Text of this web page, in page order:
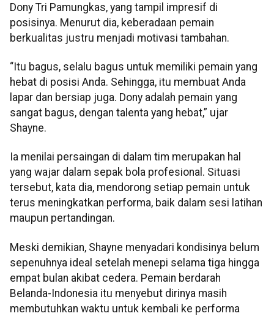
Dony Tri Pamungkas, yang tampil impresif di
posisinya. Menurut dia, keberadaan pemain
berkualitas justru menjadi motivasi tambahan.
“Itu bagus, selalu bagus untuk memiliki pemain yang
hebat di posisi Anda. Sehingga, itu membuat Anda
lapar dan bersiap juga. Dony adalah pemain yang
sangat bagus, dengan talenta yang hebat,” ujar
Shayne.
Ia menilai persaingan di dalam tim merupakan hal
yang wajar dalam sepak bola profesional. Situasi
tersebut, kata dia, mendorong setiap pemain untuk
terus meningkatkan performa, baik dalam sesi latihan
maupun pertandingan.
Meski demikian, Shayne menyadari kondisinya belum
sepenuhnya ideal setelah menepi selama tiga hingga
empat bulan akibat cedera. Pemain berdarah
Belanda-Indonesia itu menyebut dirinya masih
membutuhkan waktu untuk kembali ke performa